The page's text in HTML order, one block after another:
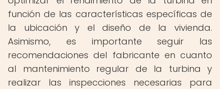
función de las características específicas de
la ubicación y el diseño de la vivienda.
Asimismo, es importante seguir las
recomendaciones del fabricante en cuanto
al mantenimiento regular de la turbina y
realizar las inspecciones necesarias para